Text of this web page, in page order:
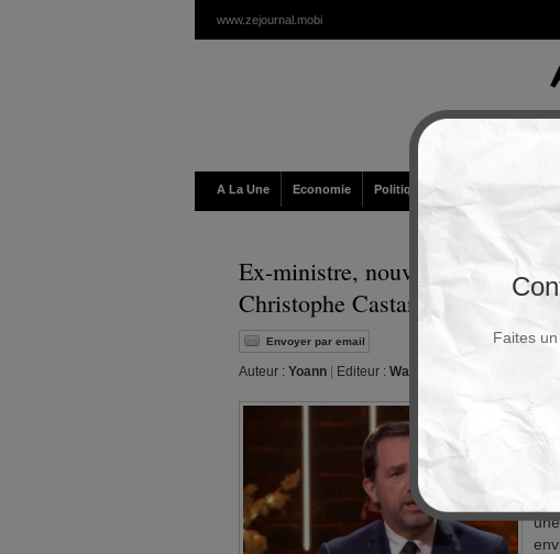
www.zejournal.mobi
A La Une Economie Politique / Géopolitique
Ex-ministre, nouveau lobbyiste :
Christophe Castaner chez Shein
Envoyer par email
Auteur : Yoann Editeur : Walt
Faites